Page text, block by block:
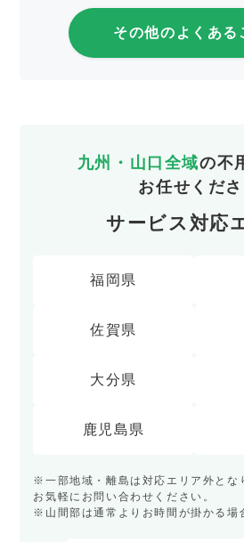
その他のよくある
九州・山口全域の不
お任せくだ
サービス対応
福岡県
佐賀県
大分県
鹿児島県
※一部地域・離島は対応エリア外とな
お気軽にお問い合わせください。
※山間部は通常よりお時間が掛かる場